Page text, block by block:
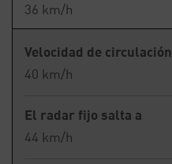
36 km/h
Velocidad de circulación
40 km/h
El radar fijo salta a
44 km/h